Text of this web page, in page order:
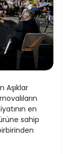
Aşıklar
en
sahip